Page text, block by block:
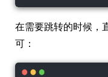
在需要跳转的时候，
可：